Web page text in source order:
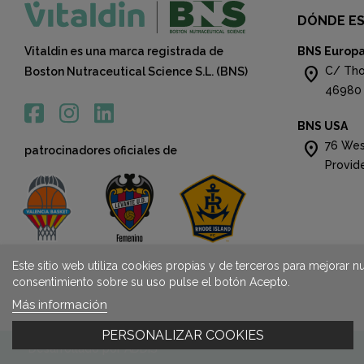
Este sitio web utiliza cookies propias y de terceros para mejorar
consentimiento sobre su uso pulse el botón Acepto.
Más información
PERSONALIZAR COOKIES
Vitaldin es una marca registrada de
Boston Nutraceutical Science S.L. (BNS)
patrocinadores oficiales de
DÓNDE
BNS
location_on C/
46980
BNS USA
location_on 76
Desarrollado porADDIS